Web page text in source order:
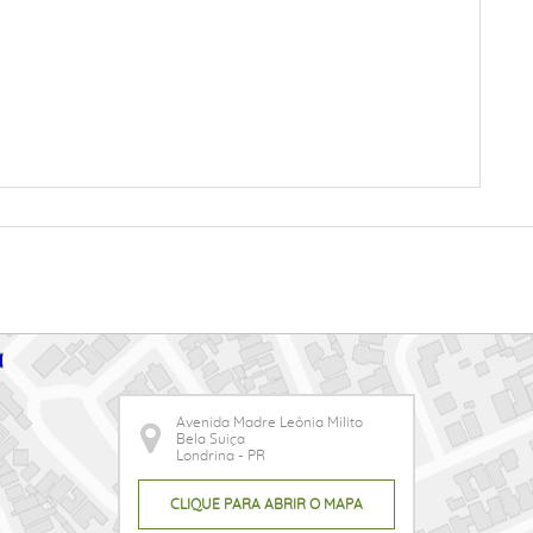
Avenida Madre Leônia Milito
Bela Suiça
Londrina - PR
CLIQUE PARA ABRIR O MAPA